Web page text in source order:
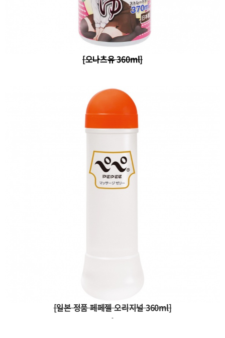
[오나츠유 360ml]
[일본 정품 페페젤 오리지널 360ml]